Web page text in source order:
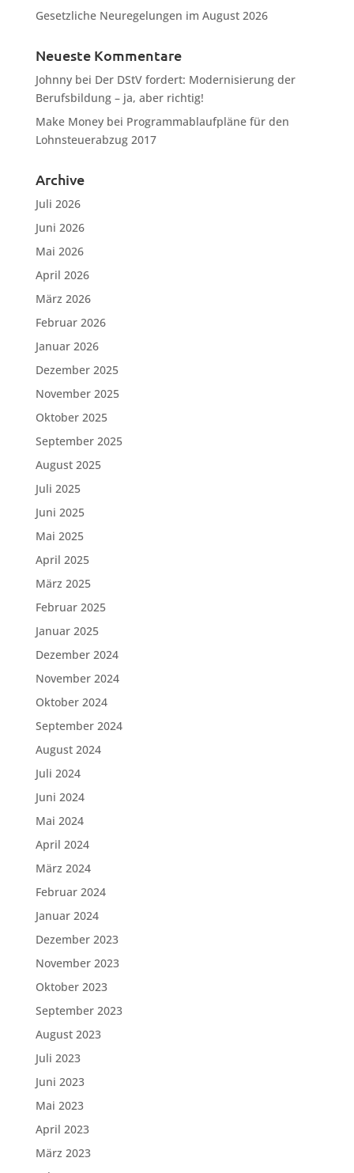
Gesetzliche Neuregelungen im August 2026
Neueste Kommentare
Johnnybei Der DStV fordert: Modernisierung der
Berufsbildung – ja, aber richtig!
Make Moneybei Programmablaufpläne für den
Lohnsteuerabzug 2017
Archive
Juli 2026
Juni 2026
Mai 2026
April 2026
März 2026
Februar 2026
Januar 2026
Dezember 2025
November 2025
Oktober 2025
September 2025
August 2025
Juli 2025
Juni 2025
Mai 2025
April 2025
März 2025
Februar 2025
Januar 2025
Dezember 2024
November 2024
Oktober 2024
September 2024
August 2024
Juli 2024
Juni 2024
Mai 2024
April 2024
März 2024
Februar 2024
Januar 2024
Dezember 2023
November 2023
Oktober 2023
September 2023
August 2023
Juli 2023
Juni 2023
Mai 2023
April 2023
März 2023